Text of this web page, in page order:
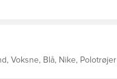
Voksne, Blå, Nike, Polotrøjer